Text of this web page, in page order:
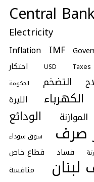
Central
Electricity
IMF
Inflation
Taxes
USD احتكار
التضخم
الحكومة
الكهرباء الليرة
الموازنة الودائع
صرف سوق سوداء
فساد قطاع خاص
منافسة